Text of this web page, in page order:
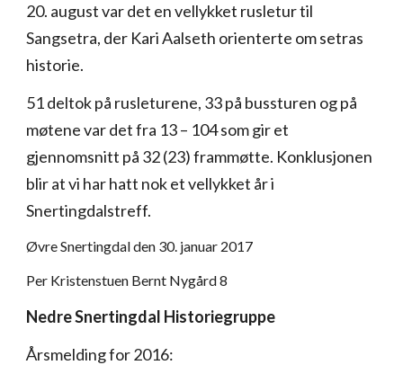
20. august var det en vellykket rusletur til
Sangsetra, der Kari Aalseth orienterte om setras
historie.
51 deltok på rusleturene, 33 på bussturen og på
møtene var det fra 13 – 104 som gir et
gjennomsnitt på 32 (23) frammøtte. Konklusjonen
blir at vi har hatt nok et vellykket år i
Snertingdalstreff.
Øvre Snertingdal den 30. januar 2017
Per Kristenstuen Bernt Nygård 8
Nedre Snertingdal Historiegruppe
Årsmelding for 2016: